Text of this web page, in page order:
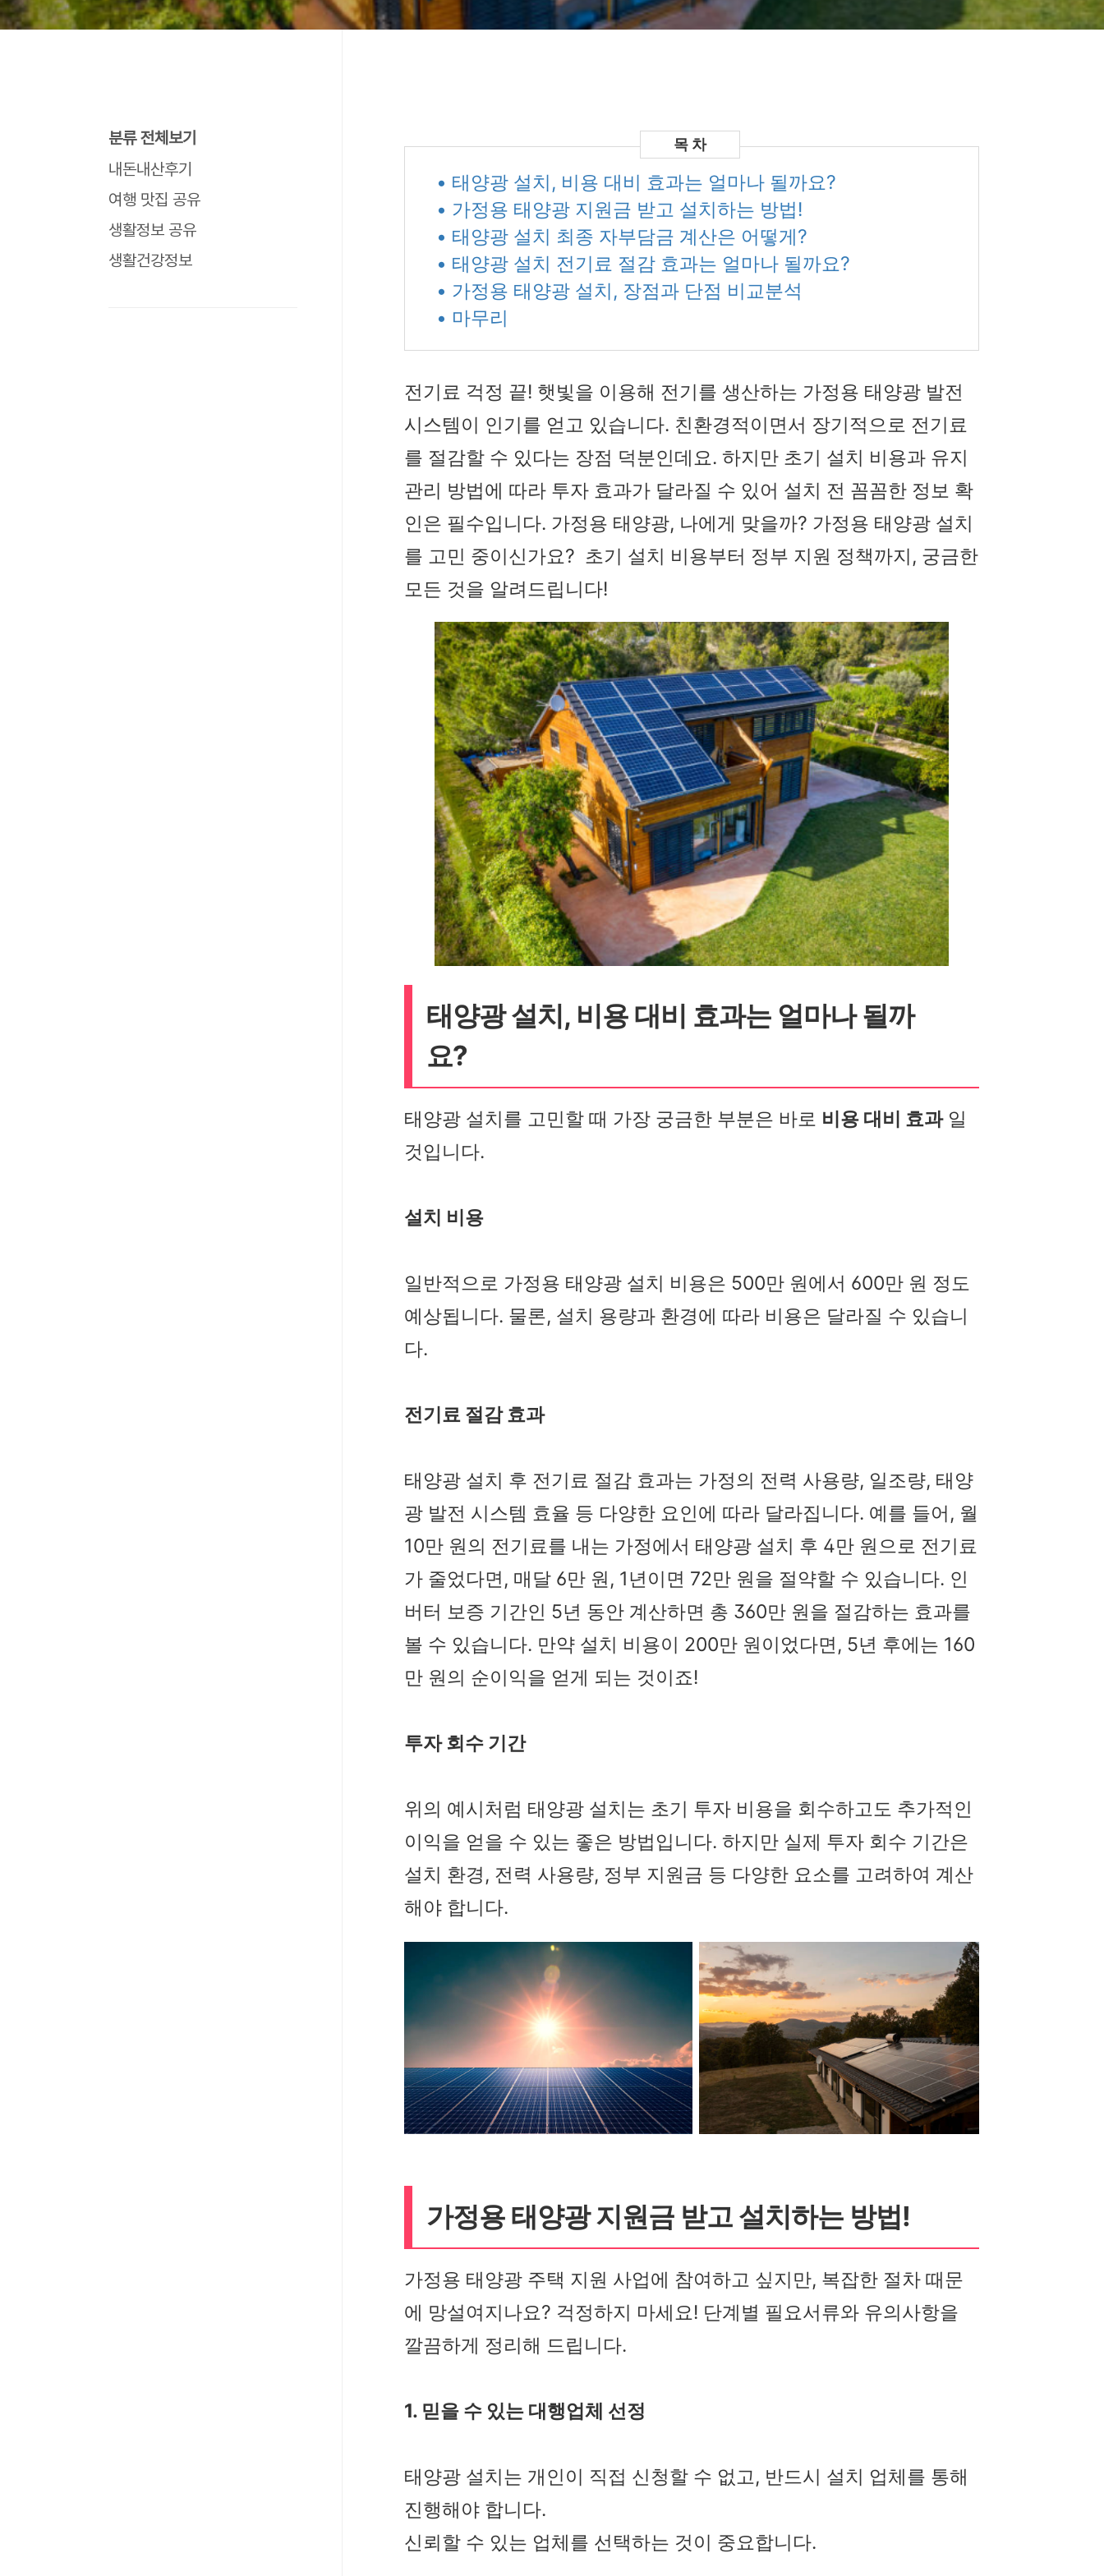
• 태양광 설치, 비용 대비 효과는 얼마나 될까요?
• 가정용 태양광 지원금 받고 설치하는 방법!
• 태양광 설치 최종 자부담금 계산은 어떻게?
• 태양광 설치 전기료 절감 효과는 얼마나 될까요?
• 가정용 태양광 설치, 장점과 단점 비교분석
• 마무리
전기료 걱정 끝! 햇빛을 이용해 전기를 생산하는 가정용 태양광 발전
시스템이 인기를 얻고 있습니다. 친환경적이면서 장기적으로 전기료
를 절감할 수 있다는 장점 덕분인데요. 하지만 초기 설치 비용과 유지
관리 방법에 따라 투자 효과가 달라질 수 있어 설치 전 꼼꼼한 정보 확
인은 필수입니다. 가정용 태양광, 나에게 맞을까? 가정용 태양광 설치
를 고민 중이신가요? 초기 설치 비용부터 정부 지원 정책까지, 궁금한
모든 것을 알려드립니다!
태양광 설치, 비용 대비 효과는 얼마나 될까
요?
태양광 설치를 고민할 때 가장 궁금한 부분은 바로 비용 대비 효과일
것입니다.
설치 비용
일반적으로 가정용 태양광 설치 비용은 500만 원에서 600만 원 정도
예상됩니다. 물론, 설치 용량과 환경에 따라 비용은 달라질 수 있습니
다.
전기료 절감 효과
태양광 설치 후 전기료 절감 효과는 가정의 전력 사용량, 일조량, 태양
광 발전 시스템 효율 등 다양한 요인에 따라 달라집니다. 예를 들어, 월
10만 원의 전기료를 내는 가정에서 태양광 설치 후 4만 원으로 전기료
가 줄었다면, 매달 6만 원, 1년이면 72만 원을 절약할 수 있습니다. 인
버터 보증 기간인 5년 동안 계산하면 총 360만 원을 절감하는 효과를
볼 수 있습니다. 만약 설치 비용이 200만 원이었다면, 5년 후에는 160
만 원의 순이익을 얻게 되는 것이죠!
투자 회수 기간
위의 예시처럼 태양광 설치는 초기 투자 비용을 회수하고도 추가적인
이익을 얻을 수 있는 좋은 방법입니다. 하지만 실제 투자 회수 기간은
설치 환경, 전력 사용량, 정부 지원금 등 다양한 요소를 고려하여 계산
해야 합니다.
가정용 태양광 지원금 받고 설치하는 방법!
가정용 태양광 주택 지원 사업에 참여하고 싶지만, 복잡한 절차 때문
에 망설여지나요? 걱정하지 마세요! 단계별 필요서류와 유의사항을
깔끔하게 정리해 드립니다.
1. 믿을 수 있는 대행업체 선정
태양광 설치는 개인이 직접 신청할 수 없고, 반드시 설치 업체를 통해
진행해야 합니다.
신뢰할 수 있는 업체를 선택하는 것이 중요합니다.
분류 전체보기
내돈내산후기
여행 맛집 공유
생활정보 공유
생활건강정보